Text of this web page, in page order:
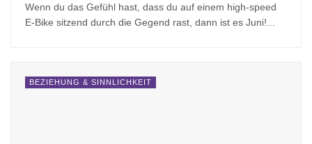
Wenn du das Gefühl hast, dass du auf einem high-speed
E-Bike sitzend durch die Gegend rast, dann ist es Juni!...
BEZIEHUNG & SINNLICHKEIT